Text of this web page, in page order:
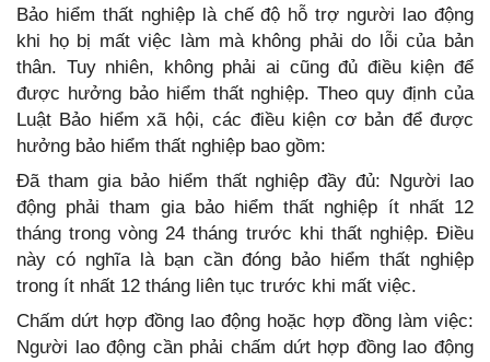
Bảo hiểm thất nghiệp là chế độ hỗ trợ người lao động
khi họ bị mất việc làm mà không phải do lỗi của bản
thân. Tuy nhiên, không phải ai cũng đủ điều kiện để
được hưởng bảo hiểm thất nghiệp. Theo quy định của
Luật Bảo hiểm xã hội, các điều kiện cơ bản để được
hưởng bảo hiểm thất nghiệp bao gồm:
Đã tham gia bảo hiểm thất nghiệp đầy đủ: Người lao
động phải tham gia bảo hiểm thất nghiệp ít nhất 12
tháng trong vòng 24 tháng trước khi thất nghiệp. Điều
này có nghĩa là bạn cần đóng bảo hiểm thất nghiệp
trong ít nhất 12 tháng liên tục trước khi mất việc.
Chấm dứt hợp đồng lao động hoặc hợp đồng làm việc:
Người lao động cần phải chấm dứt hợp đồng lao động